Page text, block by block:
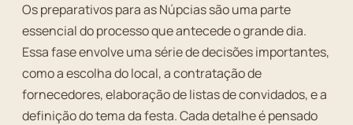
Os preparativos para as Núpcias são uma parte
essencial do processo que antecede o grande dia.
Essa fase envolve uma série de decisões importantes,
como a escolha do local, a contratação de
fornecedores, elaboração de listas de convidados, e a
definição do tema da festa. Cada detalhe é pensado